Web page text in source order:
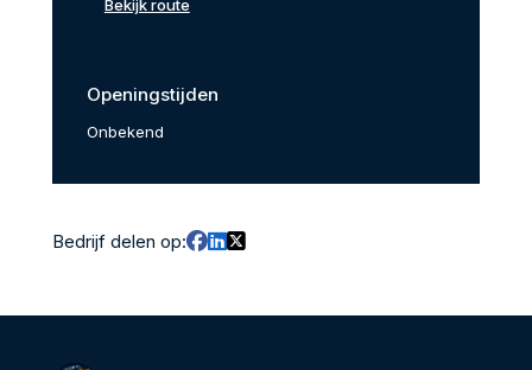
Bekijk route
Openingstijden
Onbekend
Bedrijf delen op: